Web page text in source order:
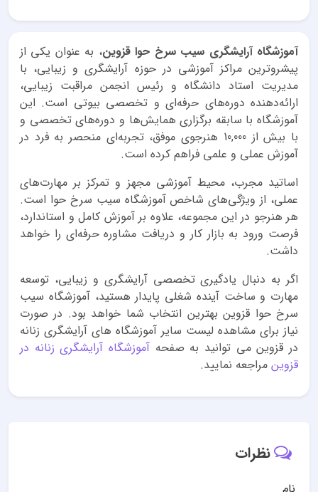
آموزشگاه آرایشگری سیب سرخ حوا قزوین، به عنوان یکی از
پیشروترین مراکز آموزشی در حوزه آرایشگری و زیبایی، با
مدیریت استاد دانشگاه و رئیس انجمن مراقبت زیبایی،
ارائه‌دهنده دوره‌های حرفه‌ای و تخصصی بیوتی است. این
آموزشگاه با سابقه برگزاری همایش‌ها و دوره‌های تخصصی و
با بیش از 10,000 هنرجوی موفق، تجربه‌ای منحصر به فرد در
آموزش عملی و علمی فراهم کرده است.
اساتید مجرب، محیط آموزشی مجهز و تمرکز بر مهارت‌های
عملی، از ویژگی‌های شاخص آموزشگاه سیب سرخ حوا است.
هر هنرجو در این مجموعه، علاوه بر آموزش کامل و استاندارد،
فرصت ورود به بازار کار و دریافت مشاوره حرفه‌ای را خواهد
داشت.
اگر به دنبال یادگیری تخصصی آرایشگری و زیبایی، توسعه
مهارت و ساخت آینده شغلی پایدار هستید، آموزشگاه سیب
سرخ حوا قزوین بهترین انتخاب شما خواهد بود. در صورت
نیاز برای مشاهده لیست سایر آموزشگاه های آرایشگری زنانه
در قزوین می توانید به صفحه آموزشگاه آرایشگری زنانه در
قزوین مراجعه نمایید.
نظرات